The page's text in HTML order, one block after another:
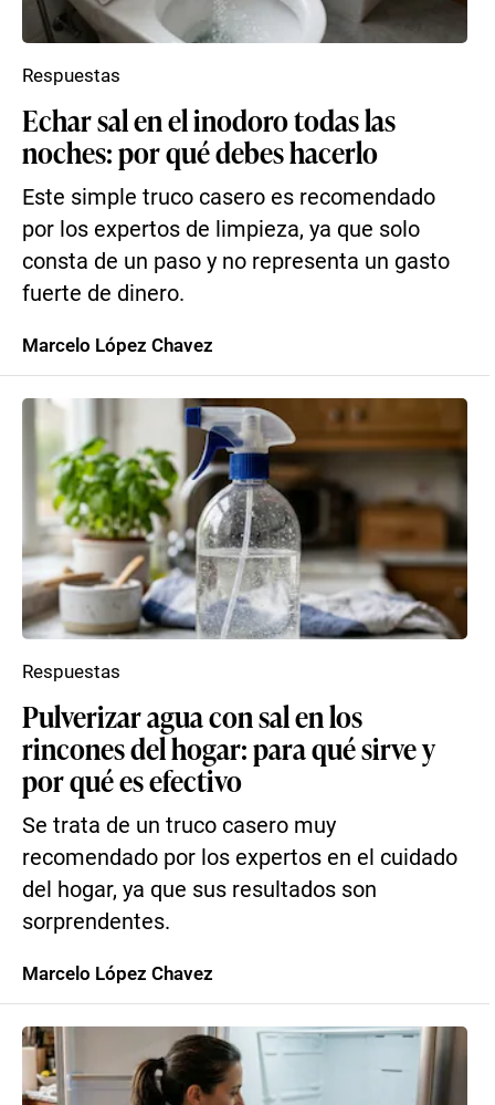
Echar sal en el inodoro todas las
noches: por qué debes hacerlo
Este simple truco casero es recomendado
por los expertos de limpieza, ya que solo
consta de un paso y no representa un gasto
fuerte de dinero.
Respuestas
Marcelo López Chavez
Pulverizar agua con sal en los
rincones del hogar: para qué sirve y
por qué es efectivo
Se trata de un truco casero muy
recomendado por los expertos en el cuidado
del hogar, ya que sus resultados son
sorprendentes.
Respuestas
Marcelo López Chavez